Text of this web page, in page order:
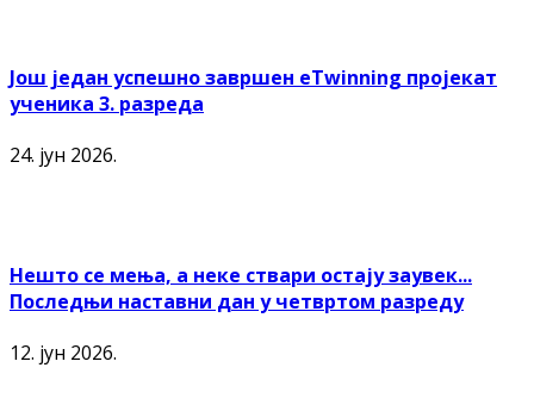
Још један успешно завршен еTwinning пројекат
ученика 3. разреда
24. јун 2026.
Нешто се мења, а неке ствари остају заувек...
Последњи наставни дан у четвртом разреду
12. јун 2026.